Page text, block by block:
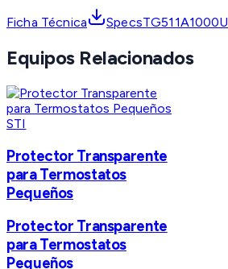
Ficha Técnica SpecsTG511A1000U
Equipos Relacionados
STI
Protector Transparente
para Termostatos
Pequeños
Protector Transparente
para Termostatos
Pequeños